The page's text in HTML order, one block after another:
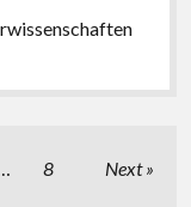
8 Next